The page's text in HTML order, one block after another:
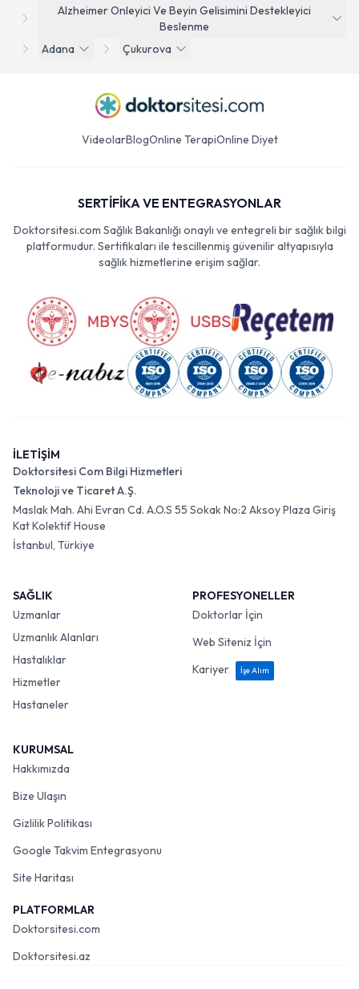
Alzheimer Onleyici Ve Beyin Gelisimini Destekleyici
Beslenme
Adana
Çukurova
VideolarBlogOnline TerapiOnline Diyet
SERTİFİKA VE ENTEGRASYONLAR
Doktorsitesi.com Sağlık Bakanlığı onaylı ve entegreli bir sağlık bilgi
platformudur. Sertifikaları ile tescillenmiş güvenilir altyapısıyla
sağlık hizmetlerine erişim sağlar.
İLETİŞİM
Doktorsitesi Com Bilgi Hizmetleri
Teknoloji ve Ticaret A.Ş.
Maslak Mah. Ahi Evran Cd. A.O.S 55 Sokak No:2 Aksoy Plaza Giriş
Kat Kolektif House
İstanbul, Türkiye
SAĞLIK
Uzmanlar
Uzmanlık Alanları
Hastalıklar
Hizmetler
Hastaneler
PROFESYONELLER
Doktorlar İçin
Web Siteniz İçin
Kariyer
İşe Alım
KURUMSAL
Hakkımızda
Bize Ulaşın
Gizlilik Politikası
Google Takvim Entegrasyonu
Site Haritası
PLATFORMLAR
Doktorsitesi.com
Doktorsitesi.az